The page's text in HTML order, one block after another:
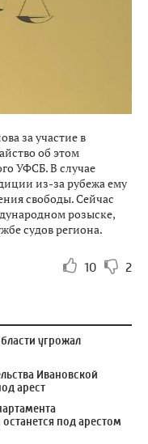
за участие в
об этом
УФСБ. В случае
из-за рубежа ему
свободы. Сейчас
розыске,
судов региона.
10 2
угрожал
Ивановской
арест
под арестом